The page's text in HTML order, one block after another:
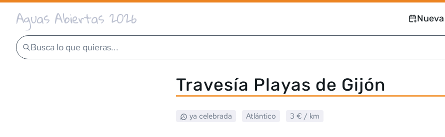
Aguas Abiertas 2026 Nueva
Busca lo que quieras...
Travesía Playas de Gijón
ya celebrada Atlántico 3 € / km